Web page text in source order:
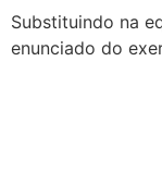
Substituindo na
enunciado do